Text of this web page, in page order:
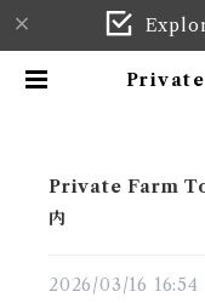
Private
Private Farm
内
2026/03/16 16:54